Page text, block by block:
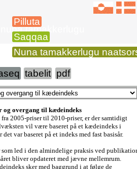
Pilluta
Saqqaa
Nuna tamakkerlugu
tamakkerlugu
tabelit pdf